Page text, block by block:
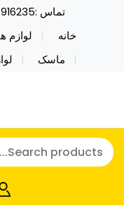
تماس :09394916235
خانه
لوازم
ماسک
نایکر توی
ولن تاین
خرید محصولات خاص
توی فروش عمده
کریسمس اکسسوری